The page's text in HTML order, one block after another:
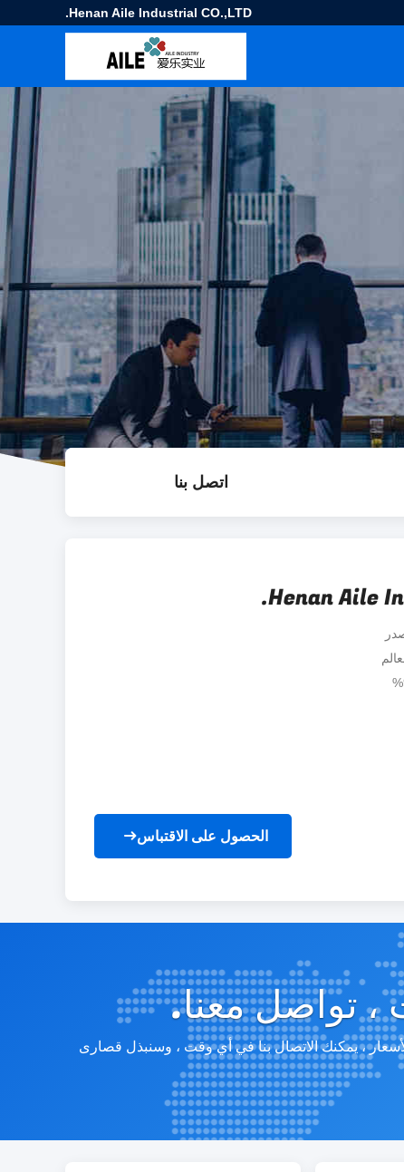
Henan Aile Industrial CO.,LTD.
اتصل بنا
Henan Aile
الحصول على الاقتباس
، تواصل معنا.
، يمكنك الاتصال بنا في أي وقت ، وسنبذل قصارى